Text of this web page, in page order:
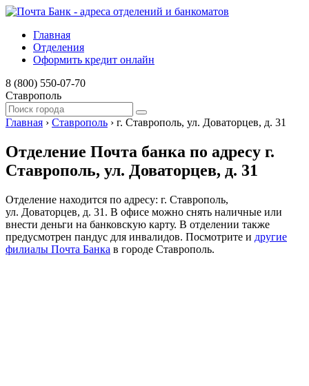
Главная
Отделения
Оформить кредит онлайн
8 (800) 550-07-70
Ставрополь
Главная › Ставрополь › г. Ставрополь, ул. Доваторцев, д. 31
Отделение Почта банка по адресу г.
Ставрополь, ул. Доваторцев, д. 31
Отделение находится по адресу: г. Ставрополь,
ул. Доваторцев, д. 31. В офисе можно снять наличные или
внести деньги на банковскую карту. В отделении также
предусмотрен пандус для инвалидов. Посмотрите и другие
филиалы Почта Банка в городе Ставрополь.